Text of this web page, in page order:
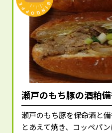
瀬戸のもち豚の酒粕
瀬戸のもち豚を保命酒と
とあえて焼き、コッペパン